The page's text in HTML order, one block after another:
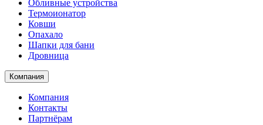
Обливные устройства
Термоионатор
Ковши
Опахало
Шапки для бани
Дровница
Компания
Компания
Контакты
Партнёрам